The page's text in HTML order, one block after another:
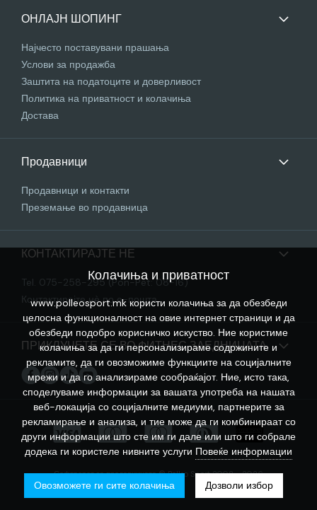
ОНЛАЈН ШОПИНГ
Најчесто поставувани прашања
Услови за продажба
Заштита на податоците и доверливост
Политика на приватност и колачиња
Достава
Продавници
Продавници и контакти
Преземање во продавница
КОНТАКТИРАЈТЕ НЕ
Tel. 075-258-295 (Pon-Pet: 08-16)
Контактирајте нѐ по е-пошта
ПРИКЛУЧЕТЕ СЕ ВО ФИТНЕС ЗАЕДНИЦАТА
Софтверот за продавницата © Polleo Sport 2008 - 2026
Колачиња и приватност
www.polleosport.mk користи колачиња за да обезбеди
целосна функционалност на овие интернет страници и да
обезбеди подобро корисничко искуство. Ние користиме
колачиња за да ги персонализираме содржините и
рекламите, да ги овозможиме функциите на социјалните
мрежи и да го анализираме сообраќајот. Ние, исто така,
споделуваме информации за вашата употреба на нашата
веб-локација со социјалните медиуми, партнерите за
рекламирање и анализа, и тие може да ги комбинираат со
други информации што сте им ги дале или што ги собрале
додека ги користеле нивните услуги Повеќе информации
Овозможете ги сите колачиња Дозволи избор